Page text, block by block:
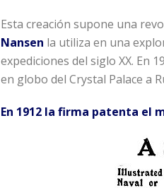
Esta creación supone una
Nansen la utiliza en una
expediciones del siglo XX. En
en globo del Crystal Palace a
En 1912 la firma patenta el